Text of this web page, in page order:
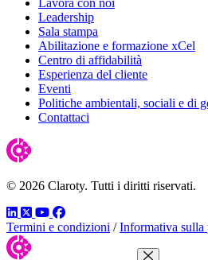
Leadership
Sala stampa
Abilitazione e formazione xCel
Centro di affidabilità
Esperienza del cliente
Eventi
Politiche ambientali, sociali e di
Contattaci
© 2026 Claroty. Tutti i diritti riservati.
LinkedIn
TwitterYouTube
Facebook
Termini e condizioni / Informativa sulla